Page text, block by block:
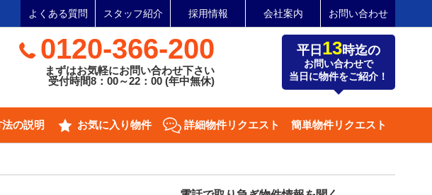
よくある質問 スタッフ紹介 採用情報 会社案内 お問い合わせ
0120-366-200
まずはお気軽にお問い合わせ下さい
受付時間8：00～22：00 (年中無休)
平日 13時迄の
お問い合わせで
当日に物件をご紹介！
の説明 お気に入り物件 詳細物件リクエスト 簡単物件リクエスト